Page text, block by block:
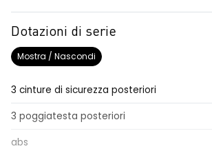
Dotazioni di serie
Mostra / Nascondi
3 cinture di sicurezza posteriori
3 poggiatesta posteriori
abs